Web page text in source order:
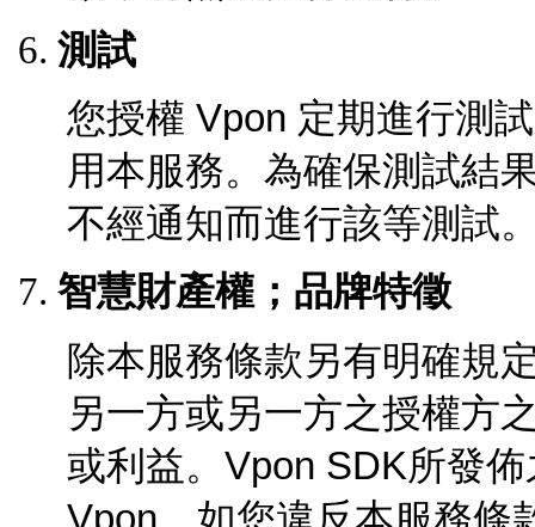
測試
您授權 Vpon 定期進行測
用本服務。為確保測試結
不經通知而進行該等測試
智慧財產權；品牌特徵
除本服務條款另有明確規
另一方或另一方之授權方
或利益。Vpon SDK所發